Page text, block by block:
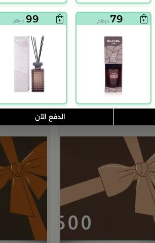
79 درهم 99 درهم
الدفع الآن
هوم
برائحة زهرة الباشن و المانجو 250 مل من امارا
بلندز هوم
موزع عطور برائحة التين
99